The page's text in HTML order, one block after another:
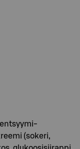
(sokeri,